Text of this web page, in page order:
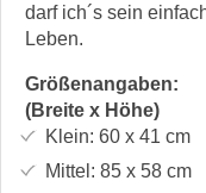
darf ich´s sein
Leben.
Größenangaben:
(Breite x Höhe)
Klein: 60 x 41 cm
Mittel: 85 x 58cm